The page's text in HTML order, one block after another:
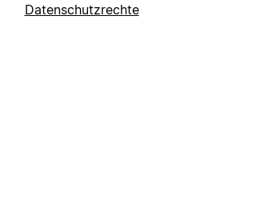
Datenschutzrechte